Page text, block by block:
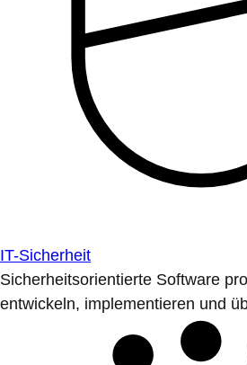
IT-Sicherheit
Sicherheitsorientierte Software
entwickeln, implementieren und